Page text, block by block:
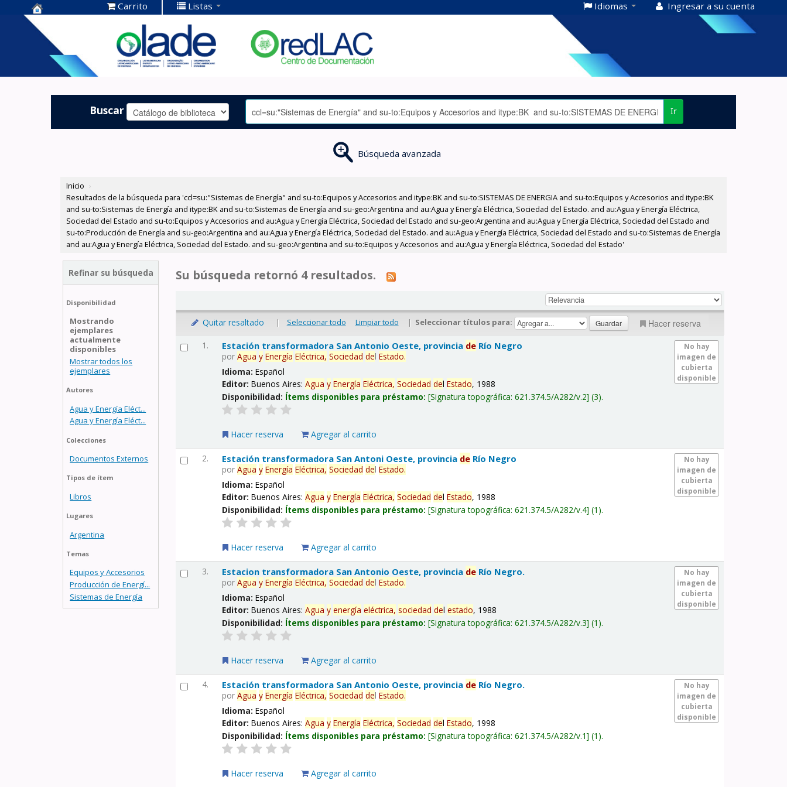
Centro de
Documentación
OLADE -
Carrito Listas Idiomas Ingresar a su cuenta
Buscar Ir
Búsqueda avanzada
Inicio ›
Resultados de la búsqueda para 'ccl=su:"Sistemas de Energía" and su-to:Equipos y Accesorios and itype:BK and su-to:SISTEMAS DE ENERGIA and su-to:Equipos y Accesorios and itype:BK
and su-to:Sistemas de Energía and itype:BK and su-to:Sistemas de Energía and su-geo:Argentina and au:Agua y Energía Eléctrica, Sociedad del Estado. and au:Agua y Energía Eléctrica,
Sociedad del Estado and su-to:Equipos y Accesorios and au:Agua y Energía Eléctrica, Sociedad del Estado and su-geo:Argentina and au:Agua y Energía Eléctrica, Sociedad del Estado and
su-to:Producción de Energía and su-geo:Argentina and au:Agua y Energía Eléctrica, Sociedad del Estado. and au:Agua y Energía Eléctrica, Sociedad del Estado and su-to:Sistemas de Energía
and au:Agua y Energía Eléctrica, Sociedad del Estado. and su-geo:Argentina and su-to:Equipos y Accesorios and au:Agua y Energía Eléctrica, Sociedad del Estado'
Refinar su búsqueda
Disponibilidad
Mostrando
ejemplares
actualmente
disponibles
Mostrar todos los
ejemplares
Autores
Agua y Energía Eléct...
Agua y Energía Eléct...
Colecciones
Documentos Externos
Tipos de ítem
Libros
Lugares
Argentina
Temas
Equipos y Accesorios
Producción de Energí...
Sistemas de Energía
Su búsqueda retornó 4 resultados.
Quitar resaltado | Seleccionar todo Limpiar todo | Seleccionar títulos para: Hacer reserva
1.
No hay
imagen de
cubierta
disponible
Estación transformadora San Antonio Oeste, provincia de Río Negro
porAgua y Energía Eléctrica, Sociedad delEstado.
Idioma:Español
Editor:Buenos Aires:Agua y Energía Eléctrica, Sociedad delEstado, 1988
Disponibilidad: Ítems disponibles para préstamo: Signatura topográfica:621.374.5/A282/v.2 (3).
Hacer reserva Agregar al carrito
2.
No hay
imagen de
cubierta
disponible
Estación transformadora San Antoni Oeste, provincia de Río Negro
porAgua y Energía Eléctrica, Sociedad delEstado.
Idioma:Español
Editor:Buenos Aires:Agua y Energía Eléctrica, Sociedad delEstado, 1988
Disponibilidad: Ítems disponibles para préstamo: Signatura topográfica:621.374.5/A282/v.4 (1).
Hacer reserva Agregar al carrito
3.
No hay
imagen de
cubierta
disponible
Estacion transformadora San Antonio Oeste, provincia de Río Negro.
porAgua y Energía Eléctrica, Sociedad delEstado.
Idioma:Español
Editor:Buenos Aires:Agua y energía eléctrica, sociedad delestado, 1988
Disponibilidad: Ítems disponibles para préstamo: Signatura topográfica:621.374.5/A282/v.3 (1).
Hacer reserva Agregar al carrito
4.
No hay
imagen de
cubierta
disponible
Estación transformadora San Antonio Oeste, provincia de Río Negro.
porAgua y Energía Eléctrica, Sociedad delEstado.
Idioma:Español
Editor:Buenos Aires:Agua y Energía Eléctrica, Sociedad delEstado, 1998
Disponibilidad: Ítems disponibles para préstamo: Signatura topográfica:621.374.5/A282/v.1 (1).
Hacer reserva Agregar al carrito